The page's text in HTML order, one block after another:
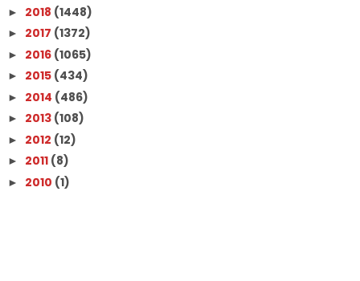
► 2018 (1448)
► 2017 (1372)
► 2016 (1065)
► 2015 (434)
► 2014 (486)
► 2013 (108)
► 2012 (12)
► 2011 (8)
► 2010 (1)